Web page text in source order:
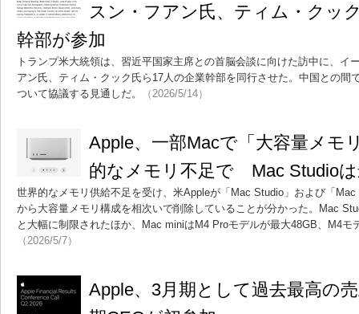
スン・フアン氏、ティム・クッ
幹部が参加
トランプ米大統領は、習近平国家主席との首脳会談に向けた訪中に、イ
アン氏、ティム・クック氏ら17人の企業幹部を同行させた。中国との間
ついて協議する見通しだ。
（2026/5/14）
Apple、一部Macで「大容量メ
的なメモリ不足で Mac Studioは
世界的なメモリ供給不足を受け、米Appleが「Mac Studio」および「
から大容量メモリ構成を相次いで削除していることが分かった。Mac
と大幅に制限されたほか、Mac miniはM4 Proモデルが最大48GB、M4モ
（2026/5/7）
Apple、3月期として過去最高の